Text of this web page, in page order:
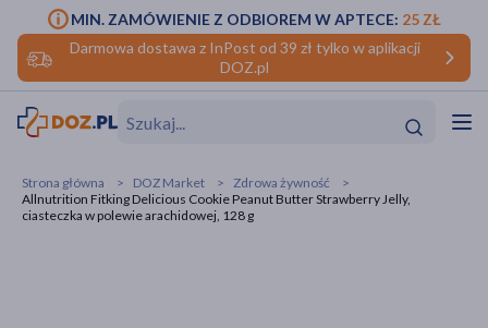
Darmowa dostawa z InPost od 39 zł tylko w aplikacji
DOZ.pl
MIN. ZAMÓWIENIE Z ODBIOREM W APTECE: 25 ZŁ
Strona główna DOZ Market
Zdrowa żywność
Allnutrition Fitking Delicious Cookie Peanut Butter Strawberry Jelly,
ciasteczka w polewie arachidowej, 128 g